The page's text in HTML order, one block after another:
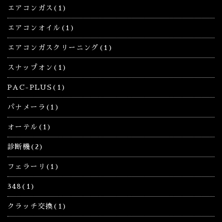
エアコンガス(1)
エアコンオイル(1)
エアコンガスクリーニング(1)
スナップオン(1)
PAC-PLUS(1)
パナメーラ(1)
オーテル(1)
診断機(2)
フェラーリ(1)
348(1)
クラッチ交換(1)